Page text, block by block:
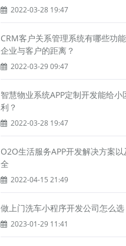
2022-03-28 19:47
CRM客户关系管理系统有哪些功
企业与客户的距离？
2022-03-29 09:47
智慧物业系统APP定制开发能给小
利？
2022-03-28 19:47
O2O生活服务APP开发解决方案
全
2022-04-15 21:49
做上门洗车小程序开发公司怎么选
2023-01-29 11:41